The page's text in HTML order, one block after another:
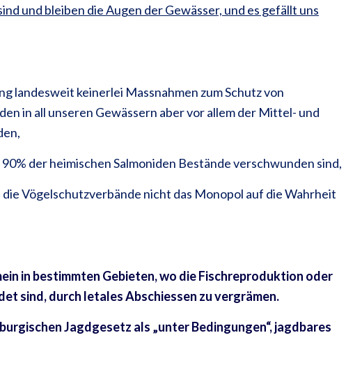
und bleiben die Augen der Gewässer, und es gefällt uns
landesweit keinerlei Massnahmen zum Schutz von
in all unseren Gewässern aber vor allem der Mittel- und
der heimischen Salmoniden Bestände verschwunden sind,
die Vögelschutzverbände nicht das Monopol auf die Wahrheit
in bestimmten Gebieten, wo die Fischreproduktion oder
sind, durch letales Abschiessen zu vergrämen.
Jagdgesetz als „unter Bedingungen“, jagdbares